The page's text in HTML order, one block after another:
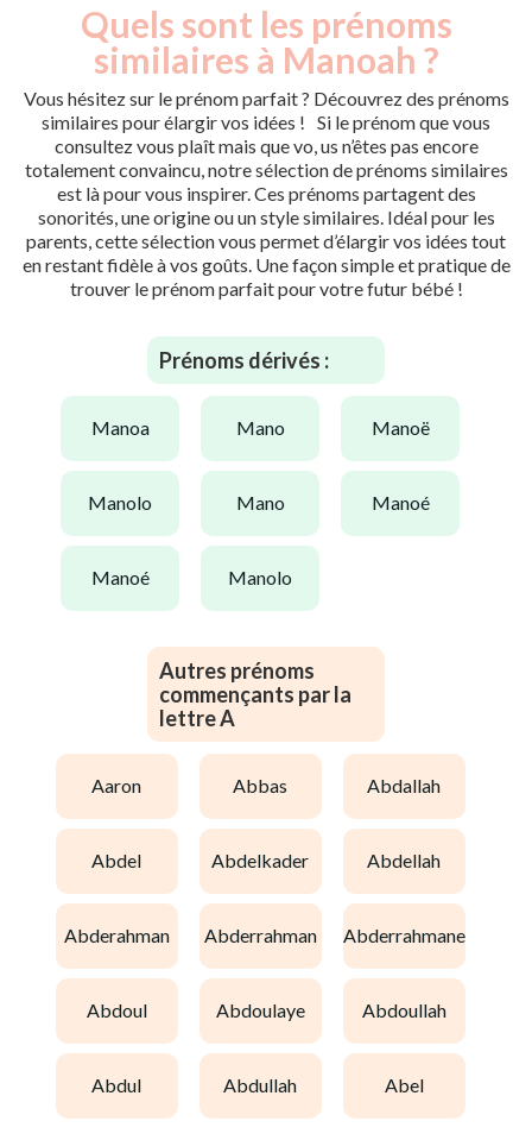
Quels sont les prénoms
similaires à Manoah ?
Vous hésitez sur le prénom parfait ? Découvrez des prénoms
similaires pour élargir vos idées ! Si le prénom que vous
consultez vous plaît mais que vo, us n’êtes pas encore
totalement convaincu, notre sélection de prénoms similaires
est là pour vous inspirer. Ces prénoms partagent des
sonorités, une origine ou un style similaires. Idéal pour les
parents, cette sélection vous permet d’élargir vos idées tout
en restant fidèle à vos goûts. Une façon simple et pratique de
trouver le prénom parfait pour votre futur bébé !
Prénoms dérivés :
manoa mano manoë
manolo mano manoé
manoé manolo
Autres prénoms
commençants par la
lettre A
aaron abbas abdallah
abdel abdelkader abdellah
abderahman abderrahman abderrahmane
abdoul abdoulaye abdoullah
abdul abdullah abel